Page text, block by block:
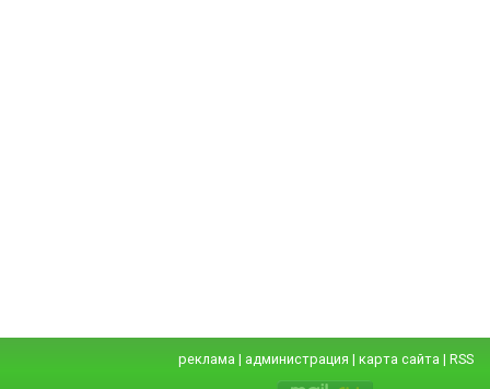
реклама | администрация | карта сайта | RSS